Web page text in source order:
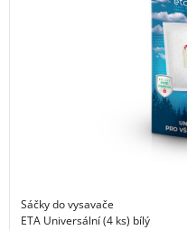
Sáčky do vysavače
ETA Universální (4 ks) bílý